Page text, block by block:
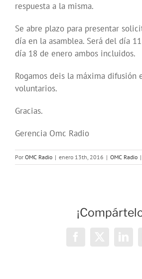
respuesta a la misma.
Se abre plazo para presentar
día en la asamblea. Será del día
día 18 de enero ambos incluidos.
Rogamos deis la máxima difusión
voluntarios.
Gracias.
Gerencia Omc Radio
Por OMC Radio | enero 13th, 2016 | OMC Radio |